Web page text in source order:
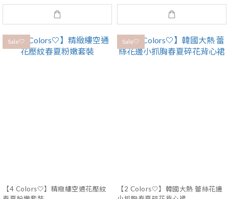
Sale🤍
【4 Colors🤍】精緻縷空通花壓紋
Sale🤍
【2 Colors🤍】韓國大熱 蕾絲花邊